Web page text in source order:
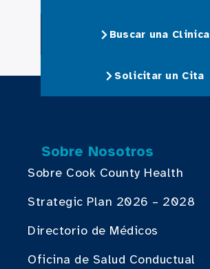
Buscar una Clinica
Solicitar un Cita
Sobre Nosotros
Sobre Cook County Health
Strategic Plan 2026 – 2028
Directorio de Médicos
Oficina de Salud Conductual